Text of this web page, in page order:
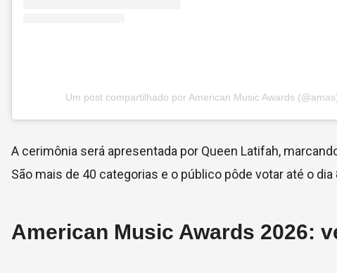
Um post compartilhado por American Music Awards
A cerimônia será apresentada por Queen Latifah,
São mais de 40 categorias e o público pôde votar até o dia
American Music Awards 2026: